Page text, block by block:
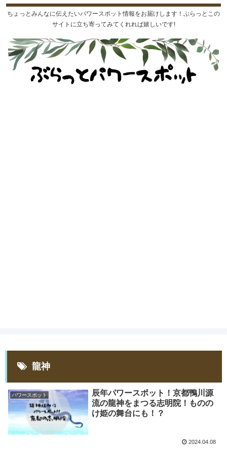
ちょっとみんなに伝えたいパワースポット情報をお届けします！ぶらっとこの
サイトに立ち寄ってみてくれれば嬉しいです!
龍神
パワースポット
辰年パワースポット！京都鴨川源
流の龍神をまつる志明院！ものの
け姫の舞台にも！？
2024.04.08